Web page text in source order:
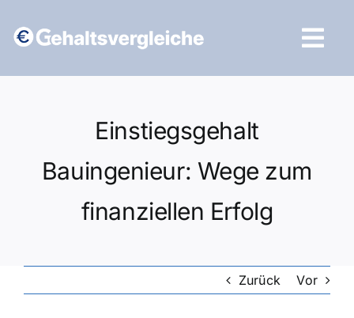
Inhalt
Einstiegsgehalt
Bauingenieur: Wege zum
finanziellen Erfolg
Zurück Vor